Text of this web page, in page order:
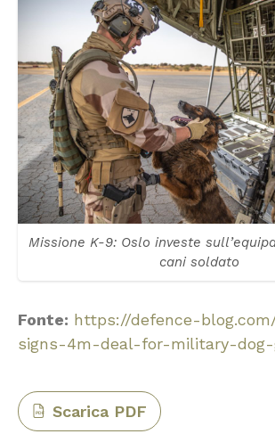
Missione K-9: Oslo investe
cani soldato
Fonte: https://defence-
signs-4m-deal-for-military-dog-
PDF Scarica PDF